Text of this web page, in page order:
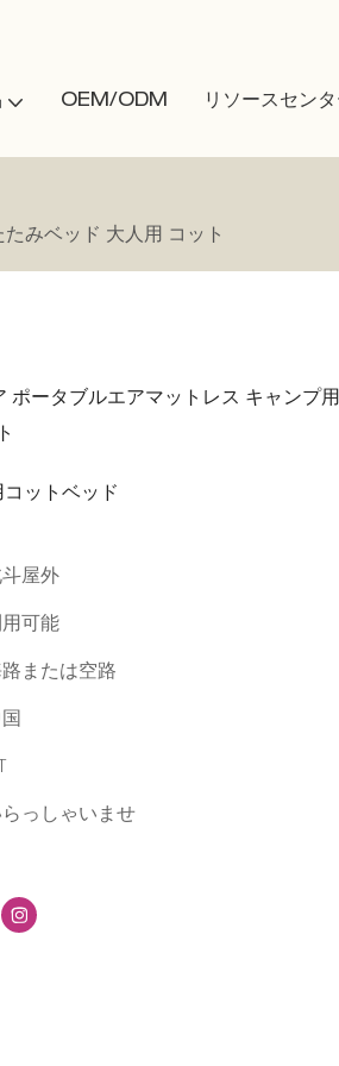
OEM/ODM リソースセン
みベッド 大人用 コット
ポータブルエアマットレス キャンプ
ットベッド
屋外
可能
または空路
っしゃいませ